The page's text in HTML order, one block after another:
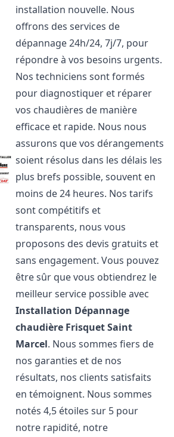
installation nouvelle. Nous
offrons des services de
dépannage 24h/24, 7j/7, pour
répondre à vos besoins urgents.
Nos techniciens sont formés
pour diagnostiquer et réparer
vos chaudières de manière
efficace et rapide. Nous nous
assurons que vos dérangements
soient résolus dans les délais les
plus brefs possible, souvent en
moins de 24 heures. Nos tarifs
sont compétitifs et
transparents, nous vous
proposons des devis gratuits et
sans engagement. Vous pouvez
être sûr que vous obtiendrez le
meilleur service possible avec
Installation Dépannage
chaudière FrisquetSaint
Marcel. Nous sommes fiers de
nos garanties et de nos
résultats, nos clients satisfaits
en témoignent. Nous sommes
notés 4,5 étoiles sur 5 pour
notre rapidité, notre